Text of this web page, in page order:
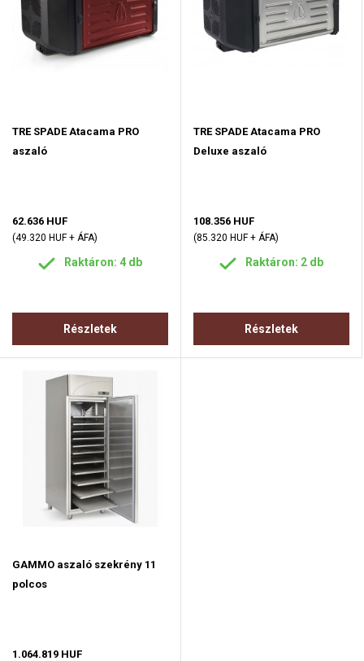
TRE SPADE Atacama PRO
aszaló
62.636 HUF
(49.320 HUF + ÁFA)
Raktáron: 4 db
Részletek
TRE SPADE Atacama PRO
Deluxe aszaló
108.356 HUF
(85.320 HUF + ÁFA)
Raktáron: 2 db
Részletek
GAMMO aszaló szekrény 11
polcos
1.064.819 HUF